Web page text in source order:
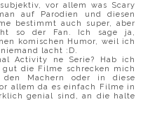
vor allem was Scary
auf Parodien und diesen
bestimmt auch super, aber
so der Fan. Ich sage ja,
komischen Humor, weil ich
lacht :D.
Activity ne Serie? Hab ich
die Filme schrecken mich
Machern oder in diese
allem da es einfach Filme in
genial sind, an die halte